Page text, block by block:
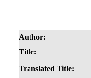
Author:
Title:
Translated Title: